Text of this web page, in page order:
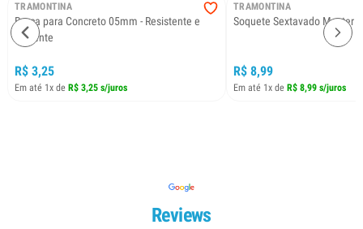
TRAMONTINA
Broca para Concreto 05mm - Resistente e
eficiente
R$ 3,25
Em até 1x de R$ 3,25 s/juros
TRAMONTINA
Soquete Sextavado Master
R$ 8,99
Em até 1x de R$ 8,99 s/juros
Reviews